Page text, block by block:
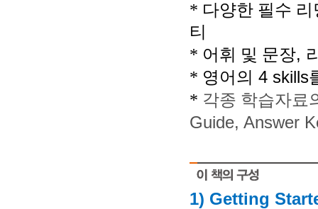
* 다양한 필수
티
* 어휘 및 문장,
* 영어의 4 skills
* 각종 학습자료
Guide, Answer
1) Getting